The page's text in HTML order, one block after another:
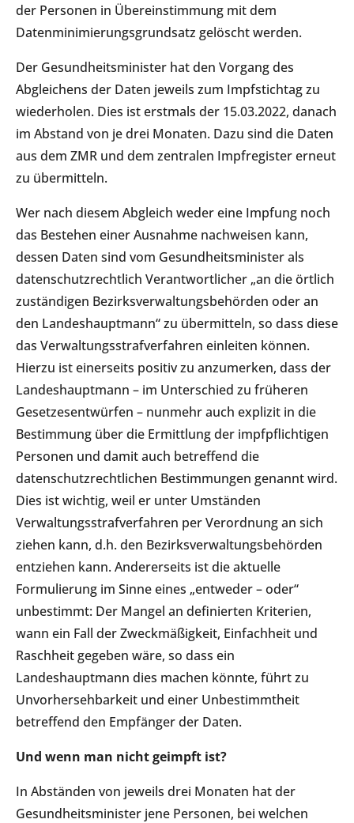
der Personen in Übereinstimmung mit dem
Datenminimierungsgrundsatz gelöscht werden.
Der Gesundheitsminister hat den Vorgang des
Abgleichens der Daten jeweils zum Impfstichtag zu
wiederholen. Dies ist erstmals der 15.03.2022, danach
im Abstand von je drei Monaten. Dazu sind die Daten
aus dem ZMR und dem zentralen Impfregister erneut
zu übermitteln.
Wer nach diesem Abgleich weder eine Impfung noch
das Bestehen einer Ausnahme nachweisen kann,
dessen Daten sind vom Gesundheitsminister als
datenschutzrechtlich Verantwortlicher „an die örtlich
zuständigen Bezirksverwaltungsbehörden oder an
den Landeshauptmann“ zu übermitteln, so dass diese
das Verwaltungsstrafverfahren einleiten können.
Hierzu ist einerseits positiv zu anzumerken, dass der
Landeshauptmann – im Unterschied zu früheren
Gesetzesentwürfen – nunmehr auch explizit in die
Bestimmung über die Ermittlung der impfpflichtigen
Personen und damit auch betreffend die
datenschutzrechtlichen Bestimmungen genannt wird.
Dies ist wichtig, weil er unter Umständen
Verwaltungsstrafverfahren per Verordnung an sich
ziehen kann, d.h. den Bezirksverwaltungsbehörden
entziehen kann. Andererseits ist die aktuelle
Formulierung im Sinne eines „entweder – oder“
unbestimmt: Der Mangel an definierten Kriterien,
wann ein Fall der Zweckmäßigkeit, Einfachheit und
Raschheit gegeben wäre, so dass ein
Landeshauptmann dies machen könnte, führt zu
Unvorhersehbarkeit und einer Unbestimmtheit
betreffend den Empfänger der Daten.
Und wenn man nicht geimpft ist?
In Abständen von jeweils drei Monaten hat der
Gesundheitsminister jene Personen, bei welchen